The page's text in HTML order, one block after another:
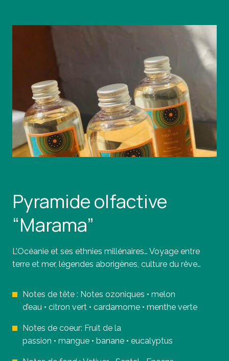
Pyramide olfactive
“Marama”
L’Océanie et ses ethnies millénaires… Voyage entre
terre et mer, légendes aborigènes, culture du rêve…
Notes de tête : Notes ozoniques • melon
d’eau • citron vert • cardamome • menthe verte
Notes de coeur: Fruit de la
passion • mangue • banane • eucalyptus